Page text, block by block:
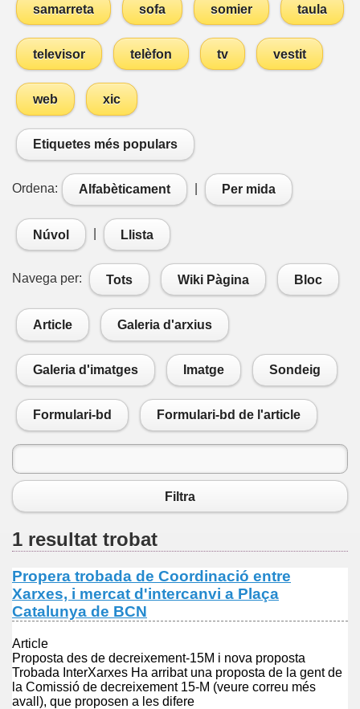
samarreta sofa somier taula
televisor telèfon tv vestit
web xic
Etiquetes més populars
Ordena: Alfabèticament Per mida
Núvol Llista
Navega per: Tots Wiki Pàgina Bloc
Article Galeria d'arxius
Galeria d'imatges Imatge Sondeig
Formulari-bd Formulari-bd de l'article
Filtra
1 resultat trobat
Propera trobada de Coordinació entre
Xarxes, i mercat d'intercanvi a Plaça
Catalunya de BCN
Article
Proposta des de decreixement-15M i nova proposta
Trobada InterXarxes Ha arribat una proposta de la gent de
la Comissió de decreixement 15-M (veure correu més
avall), que proposen a les difere